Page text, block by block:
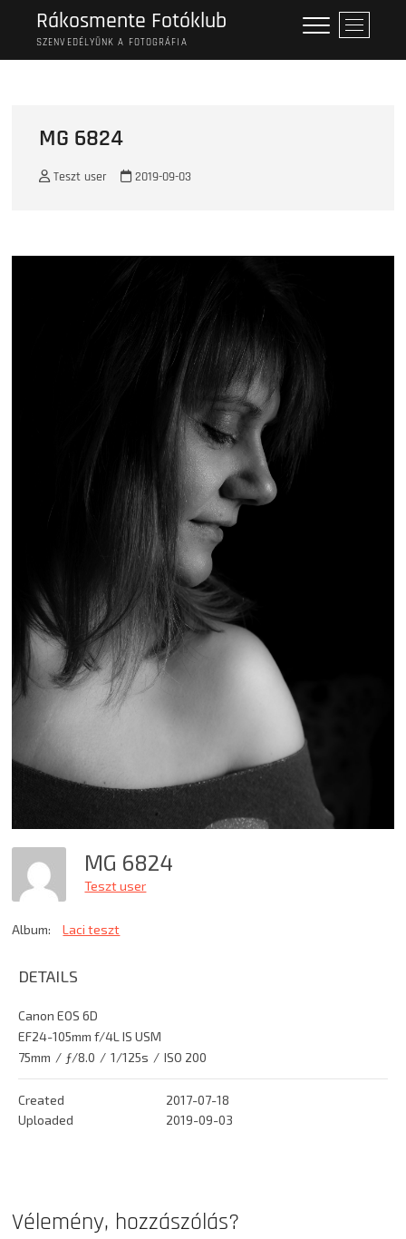
content
Rákosmente Fotóklub
SZENVEDÉLYÜNK A FOTOGRÁFIA
M
e
n
MG 6824
Teszt user 2019-09-03
MG 6824
Teszt user
Album: Laci teszt
DETAILS
Canon EOS 6D
EF24-105mm f/4L IS USM
75mm / ƒ/8.0 / 1/125s / ISO 200
Created
2017-07-18
Uploaded
2019-09-03
Vélemény, hozzászólás?